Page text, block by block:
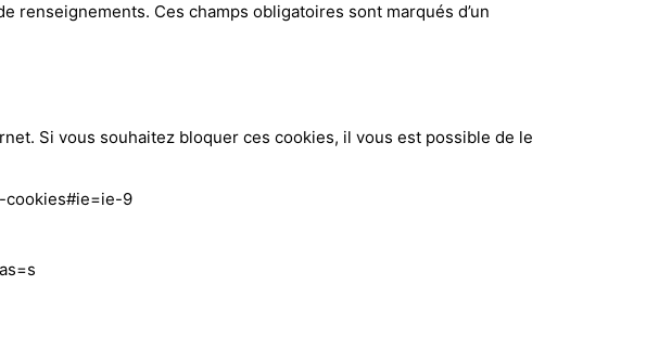
Ces champs obligatoires sont marqués d’un
Si vous souhaitez bloquer ces cookies, il vous est possible de le
cookies#ie=ie-9